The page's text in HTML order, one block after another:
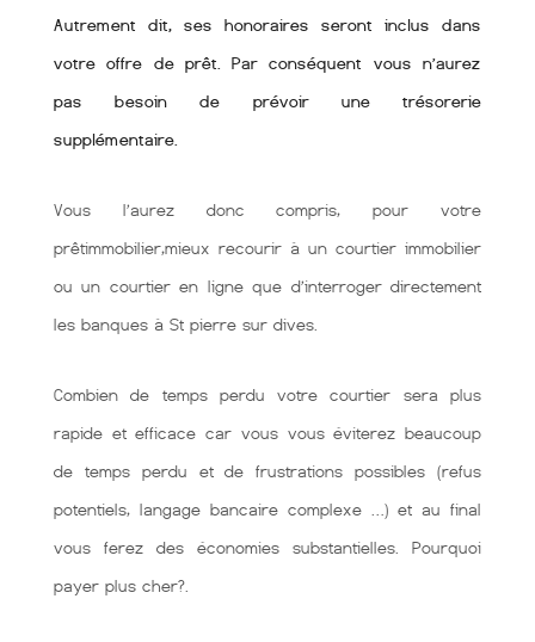
Autrement dit, ses honoraires seront inclus dans
votre offre de prêt. Par conséquent vous n’aurez
pas besoin de prévoir une trésorerie
supplémentaire.
Vous l’aurez donc compris, pour votre
prêtimmobilier,mieux recourir à un courtier immobilier
ou un courtier en ligne que d’interroger directement
les banques à St pierre sur dives.
Combien de temps perdu votre courtier sera plus
rapide et efficace car vous vous éviterez beaucoup
de temps perdu et de frustrations possibles (refus
potentiels, langage bancaire complexe …) et au final
vous ferez des économies substantielles. Pourquoi
payer plus cher?.